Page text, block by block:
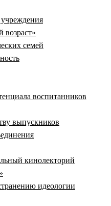
учреждения
возраст»
семей
воспитанников
выпускников
кинолекторий
идеологии